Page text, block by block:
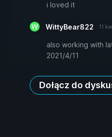
i loved it
WittyBear822 11
also working with
2021/4/11
Dołącz do